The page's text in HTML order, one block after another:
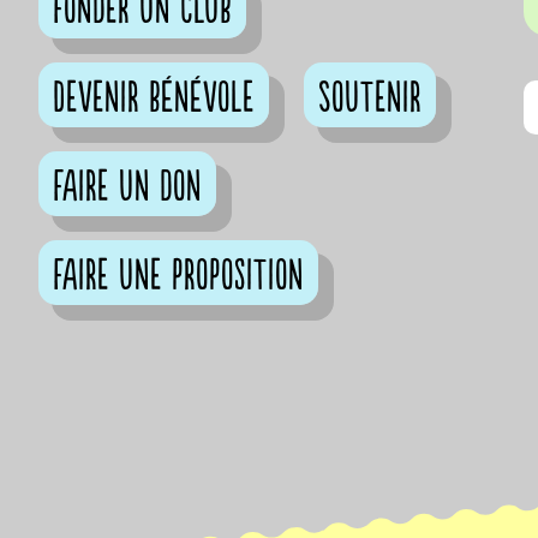
Devenir bénévole
Soutenir
Faire un don
Faire une proposition